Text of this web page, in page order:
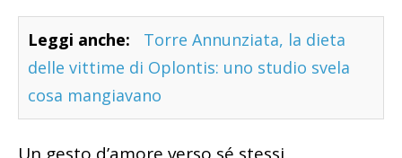
Leggi anche:
Torre Annunziata, la dieta
delle vittime di Oplontis: uno studio svela
cosa mangiavano
Un gesto d’amore verso sé stessi